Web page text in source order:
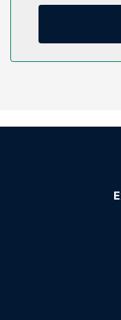
dagligt.
internetadgang,
hurtig indtjekning og